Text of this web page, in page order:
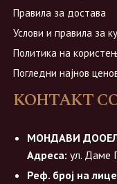
Правила за достава
Услови и правила за
Политика на
Погледни најнов
КОНТАКТ
МОНДАВИ ДООЕЛ
Адреса: ул. Даме
Реф. број на